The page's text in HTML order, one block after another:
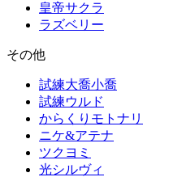
皇帝サクラ
ラズベリー
その他
試練大喬小喬
試練ウルド
からくりモトナリ
ニケ&アテナ
ツクヨミ
光シルヴィ